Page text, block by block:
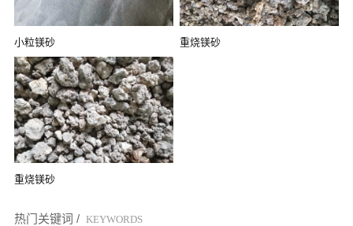
小粒镁砂 重烧镁砂
重烧镁砂
热门关键词 / KEYWORDS